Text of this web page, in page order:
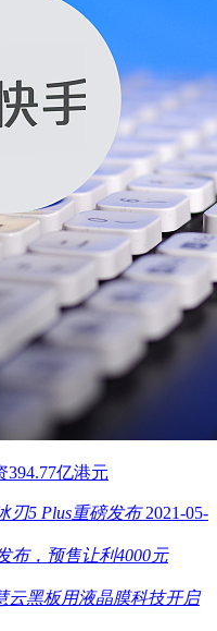
亿港元
刃5 Plus重磅发布 2021-05-
布，预售让利4000元
云黑板用液晶膜科技开启